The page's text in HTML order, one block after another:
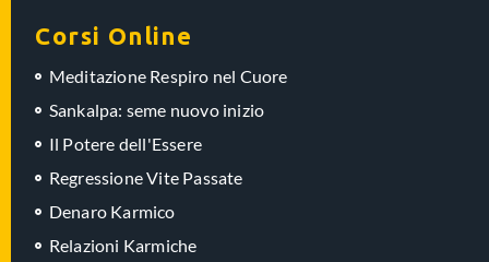
Corsi Online
Meditazione Respiro nel Cuore
Sankalpa: seme nuovo inizio
Il Potere dell'Essere
Regressione Vite Passate
Denaro Karmico
Relazioni Karmiche